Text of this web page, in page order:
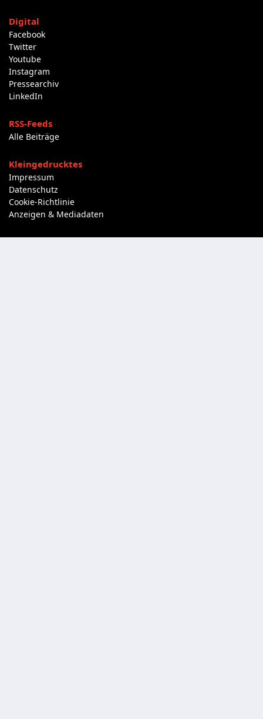
Digital
Facebook
Twitter
Youtube
Instagram
Pressearchiv
LinkedIn
RSS-Feeds
Alle Beiträge
Kleingedrucktes
Impressum
Datenschutz
Cookie-Richtlinie
Anzeigen & Mediadaten